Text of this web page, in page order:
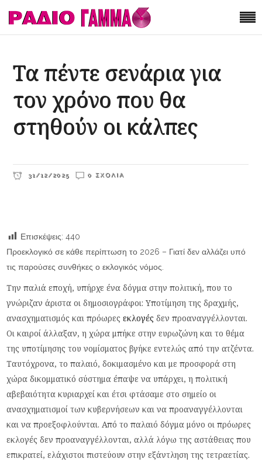
Τα πέντε σενάρια για
τον χρόνο που θα
στηθούν οι κάλπες
31/12/2025 0 ΣΧΌΛΙΑ
Επισκέψεις: 440
Προεκλογικό σε κάθε περίπτωση το 2026 – Γιατί δεν αλλάζει υπό
τις παρούσες συνθήκες ο εκλογικός νόμος.
Την παλιά εποχή, υπήρχε ένα δόγμα στην πολιτική, που το
γνώριζαν άριστα οι δημοσιογράφοι: Υποτίμηση της δραχμής,
ανασχηματισμός και πρόωρεςεκλογές δεν προαναγγέλλονται.
Οι καιροί άλλαξαν, η χώρα μπήκε στην ευρωζώνη και το θέμα
της υποτίμησης του νομίσματος βγήκε εντελώς από την ατζέντα.
Ταυτόχρονα, το παλαιό, δοκιμασμένο και με προσφορά στη
χώρα δικομματικό σύστημα έπαψε να υπάρχει, η πολιτική
αβεβαιότητα κυριαρχεί και έτσι φτάσαμε στο σημείο οι
ανασχηματισμοί των κυβερνήσεων και να προαναγγέλλονται
και να προεξοφλούνται. Από το παλαιό δόγμα μόνο οι πρόωρες
εκλογές δεν προαναγγέλλονται, αλλά λόγω της αστάθειας που
επικρατεί, ελάχιστοι πιστεύουν στην εξάντληση της τετραετίας.